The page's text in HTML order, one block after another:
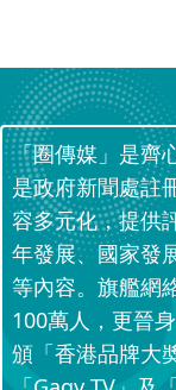
「圈傳媒」是齊
是政府新聞處註
容多元化，提供
年發展、國家發
等內容。旗艦網
100萬人，更晉
頒「香港品牌大